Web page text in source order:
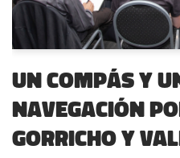
Un compás y
navegación
Gorricho y